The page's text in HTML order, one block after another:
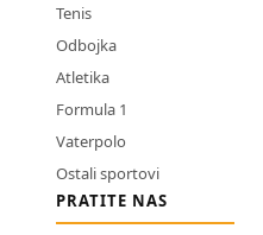
Tenis
Odbojka
Atletika
Formula 1
Vaterpolo
Ostali sportovi
PRATITE NAS